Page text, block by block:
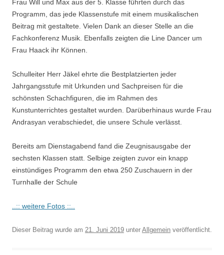
Frau Will und Max aus der 5. Klasse führten durch das
Programm, das jede Klassenstufe mit einem musikalischen
Beitrag mit gestaltete. Vielen Dank an dieser Stelle an die
Fachkonferenz Musik. Ebenfalls zeigten die Line Dancer um
Frau Haack ihr Können.
Schulleiter Herr Jäkel ehrte die Bestplatzierten jeder
Jahrgangsstufe mit Urkunden und Sachpreisen für die
schönsten Schachfiguren, die im Rahmen des
Kunstunterrichtes gestaltet wurden. Darüberhinaus wurde Frau
Andrasyan verabschiedet, die unsere Schule verlässt.
Bereits am Dienstagabend fand die Zeugnisausgabe der
sechsten Klassen statt. Selbige zeigten zuvor ein knapp
einstündiges Programm den etwa 250 Zuschauern in der
Turnhalle der Schule
..:: weitere Fotos ::..
Dieser Beitrag wurde am 21. Juni 2019 unter Allgemein veröffentlicht.